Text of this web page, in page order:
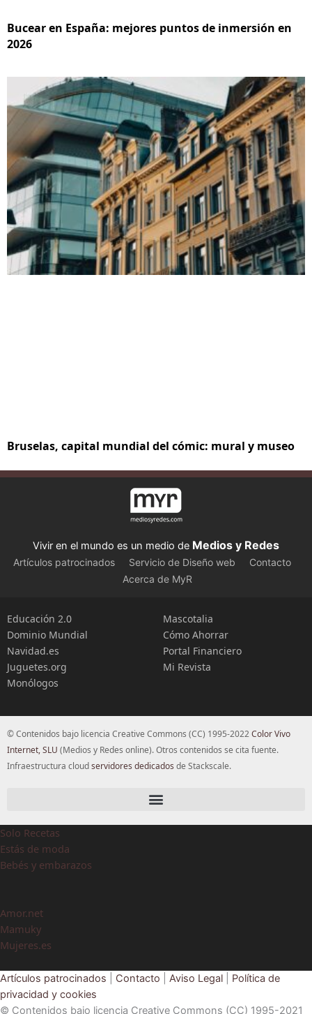
Bucear en España: mejores puntos de inmersión en
2026
Bruselas, capital mundial del cómic: mural y museo
Vivir en el mundo es un medio de Medios y Redes
Artículos patrocinados Servicio de Diseño web
Contacto
Acerca de MyR
Educación 2.0
Dominio Mundial
Navidad.es
Juguetes.org
Monólogos
Mascotalia
Cómo Ahorrar
Portal Financiero
Mi Revista
© Contenidos bajo licencia Creative Commons (CC) 1995-2022Color Vivo
Internet, SLU (Medios y Redes online). Otros contenidos se cita fuente.
Infraestructura cloudservidores dedicados de Stackscale.
Solo Recetas
Estás de moda
Bebés y embarazos
Amor.net
Mamuky
Mujeres.es
Artículos patrocinados Contacto Aviso Legal
Política de
privacidad y cookies
© Contenidos bajo licencia Creative Commons (CC) 1995-2021